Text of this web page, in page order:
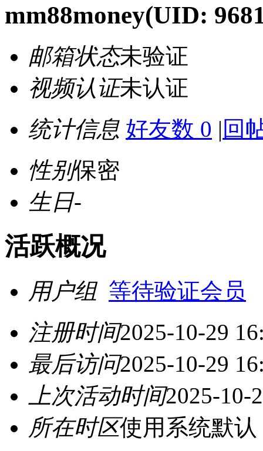
mm88money(UID:
邮箱状态未验证
视频认证未认证
统计信息 好友数 0 | 回
性别保密
生日-
活跃概况
用户组 等待验证会员
注册时间2025-10-29
最后访问2025-10-29
上次活动时间2025-10-
所在时区使用系统默认